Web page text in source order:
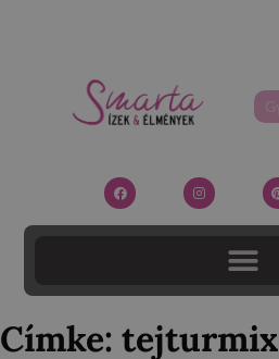
Címke: tejturmix